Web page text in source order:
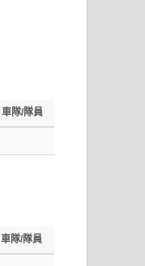
車隊/隊員
車隊/隊員